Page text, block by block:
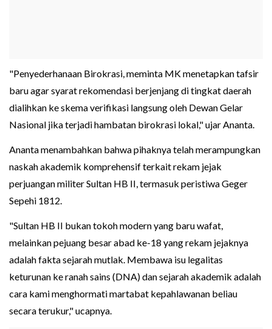
"Penyederhanaan Birokrasi, meminta MK menetapkan tafsir
baru agar syarat rekomendasi berjenjang di tingkat daerah
dialihkan ke skema verifikasi langsung oleh Dewan Gelar
Nasional jika terjadi hambatan birokrasi lokal," ujar Ananta.
Ananta menambahkan bahwa pihaknya telah merampungkan
naskah akademik komprehensif terkait rekam jejak
perjuangan militer Sultan HB II, termasuk peristiwa Geger
Sepehi 1812.
"Sultan HB II bukan tokoh modern yang baru wafat,
melainkan pejuang besar abad ke-18 yang rekam jejaknya
adalah fakta sejarah mutlak. Membawa isu legalitas
keturunan ke ranah sains (DNA) dan sejarah akademik adalah
cara kami menghormati martabat kepahlawanan beliau
secara terukur," ucapnya.